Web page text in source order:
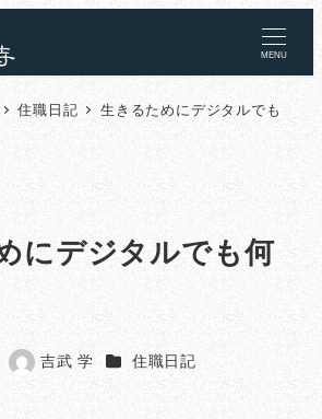
MENU
住職日記
生きるためにデジタルでも
にデジタルでも何
著
吉武 学 カテゴリー
住職日記